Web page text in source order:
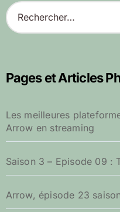
R
e
c
r
c
e
r
Pages et Articles
Les meilleures
Arrow en streaming
Saison 3 – Episode 09 :
Arrow, épisode 23